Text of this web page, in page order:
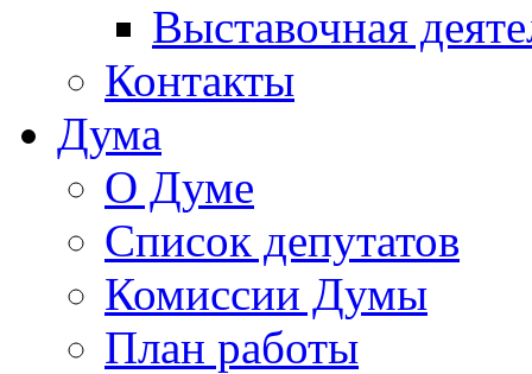
Выставочная
Контакты
Дума
О Думе
Список депутатов
Комиссии Думы
План работы